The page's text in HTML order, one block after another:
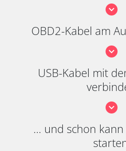
OBD2-Kabel am
USB-Kabel mit
… und schon